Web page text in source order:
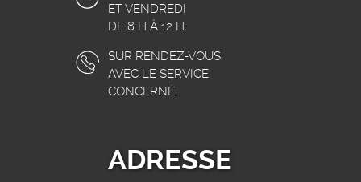
ET VENDREDI
DE 8 H À 12 H.
SUR RENDEZ-VOUS
AVEC LE SERVICE
CONCERNÉ.
ADRESSE